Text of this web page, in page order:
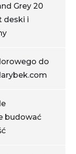
Grey 20
deski i
do
budować